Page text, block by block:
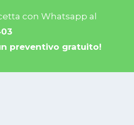
con Whatsapp al
preventivo gratuito!